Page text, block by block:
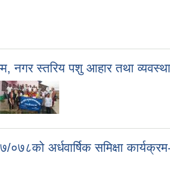
स्तरिय पशु आहार तथा
अर्धवार्षिक समिक्षा